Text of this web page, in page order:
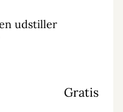
udstiller
Gratis